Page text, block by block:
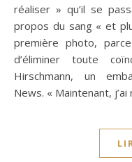
réaliser » qu’il se
propos du sang « et
première photo,
d’éliminer toute
Hirschmann, un
News. « Maintenant,